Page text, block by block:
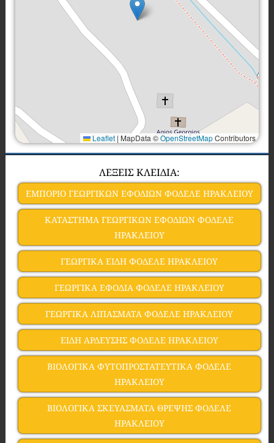
Leaflet | MapData ©OpenStreetMapContributors
ΛΕΞΕΙΣ ΚΛΕΙΔΙΑ:
ΕΜΠΟΡΙΟ ΓΕΩΡΓΙΚΩΝ ΕΦΟΔΙΩΝ ΦΟΔΕΛΕ ΗΡΑΚΛΕΙΟΥ
ΚΑΤΑΣΤΗΜΑ ΓΕΩΡΓΙΚΩΝ ΕΦΟΔΙΩΝ ΦΟΔΕΛΕ
ΗΡΑΚΛΕΙΟΥ
ΓΕΩΡΓΙΚΑ ΕΙΔΗ ΦΟΔΕΛΕ ΗΡΑΚΛΕΙΟΥ
ΓΕΩΡΓΙΚΑ ΕΦΟΔΙΑ ΦΟΔΕΛΕ ΗΡΑΚΛΕΙΟΥ
ΓΕΩΡΓΙΚΑ ΛΙΠΑΣΜΑΤΑ ΦΟΔΕΛΕ ΗΡΑΚΛΕΙΟΥ
ΕΙΔΗ ΑΡΔΕΥΣΗΣ ΦΟΔΕΛΕ ΗΡΑΚΛΕΙΟΥ
ΒΙΟΛΟΓΙΚΑ ΦΥΤΟΠΡΟΣΤΑΤΕΥΤΙΚΑ ΦΟΔΕΛΕ
ΗΡΑΚΛΕΙΟΥ
ΒΙΟΛΟΓΙΚΑ ΣΚΕΥΑΣΜΑΤΑ ΘΡΕΨΗΣ ΦΟΔΕΛΕ
ΗΡΑΚΛΕΙΟΥ